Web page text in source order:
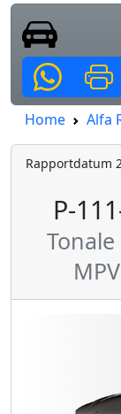
Home Alfa
Rapportdatum
P-